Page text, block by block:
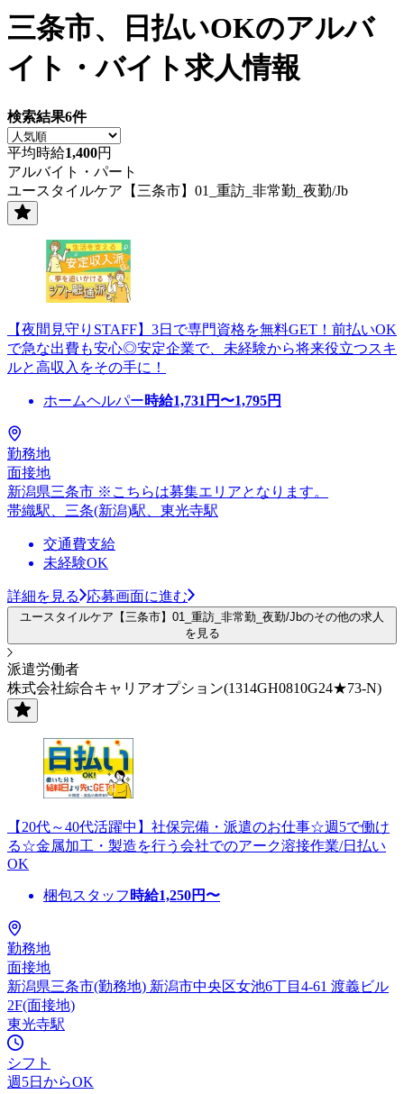
三条市、日払いOKのアルバ
イト・バイト求人情報
検索結果6件
平均時給1,400円
アルバイト・パート
ユースタイルケア【三条市】01_重訪_非常勤_夜勤/Jb
【夜間見守りSTAFF】3日で専門資格を無料GET！前払いOK
で急な出費も安心◎安定企業で、未経験から将来役立つスキ
ルと高収入をその手に！
ホームヘルパー時給1,731 円〜1,795円
勤務地
面接地
新潟県三条市 ※こちらは募集エリアとなります。
帯織駅、三条(新潟)駅、東光寺駅
交通費支給
未経験OK
詳細を見る 応募画面に進む
ユースタイルケア【三条市】01_重訪_非常勤_夜勤/Jbのその他の求人
を見る
派遣労働者
株式会社綜合キャリアオプション(1314GH0810G24★73-N)
【20代～40代活躍中】社保完備・派遣のお仕事☆週5で働け
る☆金属加工・製造を行う会社でのアーク溶接作業/日払い
OK
梱包スタッフ 時給1,250円〜
勤務地
面接地
新潟県三条市(勤務地) 新潟市中央区女池6丁目4-61 渡義ビル
2F(面接地)
東光寺駅
シフト
週5日からOK